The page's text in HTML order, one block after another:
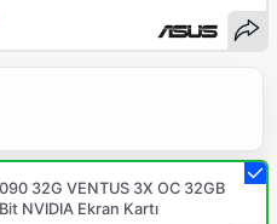
32G VENTUS 3X OC 32GB
NVIDIA Ekran Kartı